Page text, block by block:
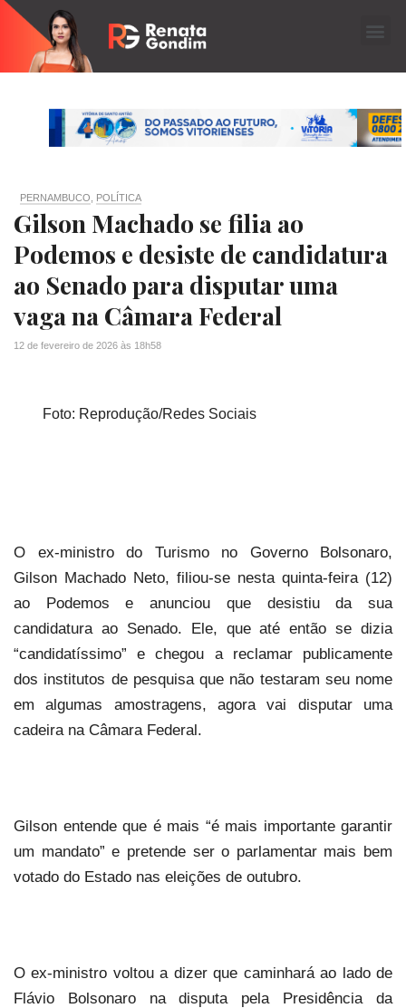
PERNAMBUCO POLÍTICA
Gilson Machado se filia ao
Podemos e desiste de candidatura
ao Senado para disputar uma
vaga na Câmara Federal
12 de fevereiro de 2026 às 18h58
Foto: Reprodução/Redes Sociais
O ex-ministro do Turismo no Governo Bolsonaro,
Gilson Machado Neto, filiou-se nesta quinta-feira (12)
ao Podemos e anunciou que desistiu da sua
candidatura ao Senado. Ele, que até então se dizia
“candidatíssimo” e chegou a reclamar publicamente
dos institutos de pesquisa que não testaram seu nome
em algumas amostragens, agora vai disputar uma
cadeira na Câmara Federal.
Gilson entende que é mais “é mais importante garantir
um mandato” e pretende ser o parlamentar mais bem
votado do Estado nas eleições de outubro.
O ex-ministro voltou a dizer que caminhará ao lado de
Flávio Bolsonaro na disputa pela Presidência da